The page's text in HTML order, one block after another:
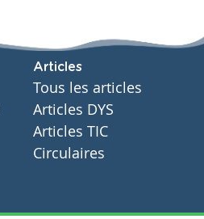
Articles
Tous les articles
Articles DYS
Articles TIC
Circulaires